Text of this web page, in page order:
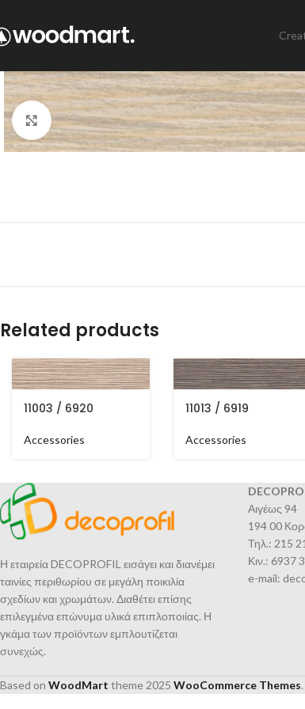
Click to enlarge
Related products
11003 / 6920
Accessories
11013 / 6919
Accessories
Η εταιρεία DECOPROFIL εισάγει και διανέμει
ταινίες περιθωρίου σε μεγάλη ποικιλία
σχεδίων και χρωμάτων. Διαθέτει επίσης
επιλεγμένα επώνυμα υλικά επιπλοποιίας. Η
γκάμα των προϊόντων εμπλουτίζεται
συνεχώς.
Αιγέως 94
194 00
Τηλ.: 215
Κιν.: 6937
e-mail:
Based on WoodMart theme 2025 WooCommerce Themes.